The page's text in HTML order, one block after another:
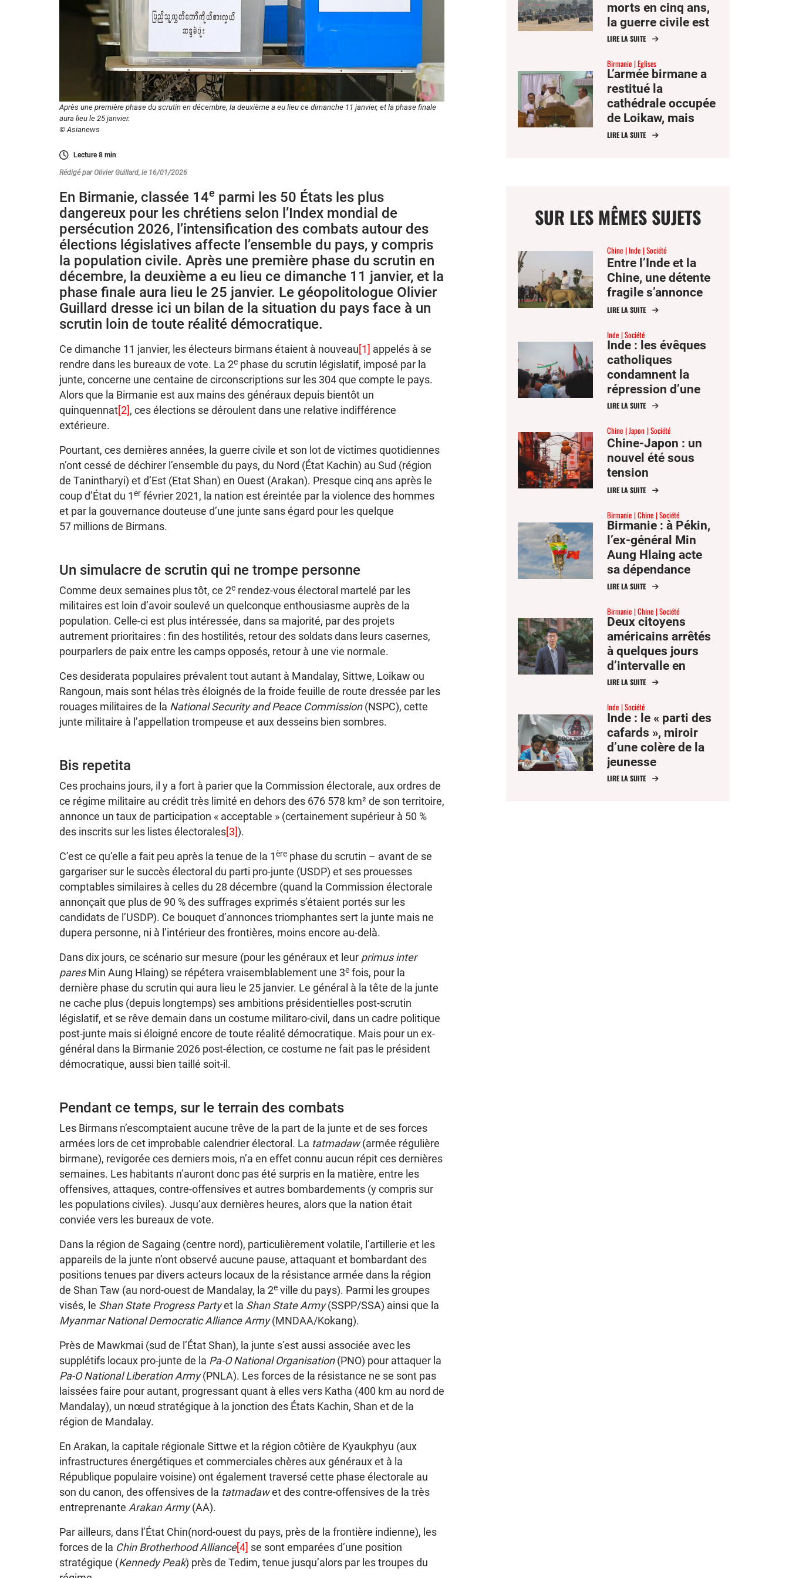
Après une première phase du scrutin en décembre, la deuxième a eu lieu ce dimanche 11 janvier, et la phase finale
aura lieu le 25 janvier.
© Asianews
Lecture8min
Rédigé par Olivier Guillard, le 16/01/2026
En Birmanie, classée 14e parmi les 50 États les plus
dangereux pour les chrétiens selon l’Index mondial de
persécution 2026, l’intensification des combats autour des
élections législatives affecte l’ensemble du pays, y compris
la population civile. Après une première phase du scrutin en
décembre, la deuxième a eu lieu ce dimanche 11 janvier, et la
phase finale aura lieu le 25 janvier. Le géopolitologue Olivier
Guillard dresse ici un bilan de la situation du pays face à un
scrutin loin de toute réalité démocratique.
Ce dimanche 11 janvier, les électeurs birmans étaient à nouveau[1] appelés à se
rendre dans les bureaux de vote. La 2ephase du scrutin législatif, imposé par la
junte, concerne une centaine de circonscriptions sur les 304 que compte le pays.
Alors que la Birmanie est aux mains des généraux depuis bientôt un
quinquennat[2], ces élections se déroulent dans une relative indifférence
extérieure.
Pourtant, ces dernières années, la guerre civile et son lot de victimes quotidiennes
n’ont cessé de déchirer l’ensemble du pays, du Nord (État Kachin) au Sud (région
de Tanintharyi) et d’Est (Etat Shan) en Ouest (Arakan). Presque cinq ans après le
coup d’État du 1erfévrier 2021, la nation est éreintée par la violence des hommes
et par la gouvernance douteuse d’une junte sans égard pour les quelque
57 millions de Birmans.
Un simulacre de scrutin qui ne trompe personne
Comme deux semaines plus tôt, ce 2erendez-vous électoral martelé par les
militaires est loin d’avoir soulevé un quelconque enthousiasme auprès de la
population. Celle-ci est plus intéressée, dans sa majorité, par des projets
autrement prioritaires : fin des hostilités, retour des soldats dans leurs casernes,
pourparlers de paix entre les camps opposés, retour à une vie normale.
Ces desiderata populaires prévalent tout autant à Mandalay, Sittwe, Loikaw ou
Rangoun, mais sont hélas très éloignés de la froide feuille de route dressée par les
rouages militaires de la National Security and Peace Commission(NSPC), cette
junte militaire à l’appellation trompeuse et aux desseins bien sombres.
Bis repetita
Ces prochains jours, il y a fort à parier que la Commission électorale, aux ordres de
ce régime militaire au crédit très limité en dehors des 676 578 km² de son territoire,
annonce un taux de participation « acceptable » (certainement supérieur à 50 %
des inscrits sur les listes électorales[3]).
C’est ce qu’elle a fait peu après la tenue de la 1èrephase du scrutin – avant de se
gargariser sur le succès électoral du parti pro-junte (USDP) et ses prouesses
comptables similaires à celles du 28 décembre (quand la Commission électorale
annonçait que plus de 90 % des suffrages exprimés s’étaient portés sur les
candidats de l’USDP). Ce bouquet d’annonces triomphantes sert la junte mais ne
dupera personne, ni à l’intérieur des frontières, moins encore au-delà.
Dans dix jours, ce scénario sur mesure (pour les généraux et leur primus inter
paresMin Aung Hlaing) se répétera vraisemblablement une 3efois, pour la
dernière phase du scrutin qui aura lieu le 25 janvier. Le général à la tête de la junte
ne cache plus (depuis longtemps) ses ambitions présidentielles post-scrutin
législatif, et se rêve demain dans un costume militaro-civil, dans un cadre politique
post-junte mais si éloigné encore de toute réalité démocratique. Mais pour un ex-
général dans la Birmanie 2026 post-élection, ce costume ne fait pas le président
démocratique, aussi bien taillé soit-il.
Pendant ce temps, sur le terrain des combats
Les Birmans n’escomptaient aucune trêve de la part de la junte et de ses forces
armées lors de cet improbable calendrier électoral. La tatmadaw(armée régulière
birmane), revigorée ces derniers mois, n’a en effet connu aucun répit ces dernières
semaines. Les habitants n’auront donc pas été surpris en la matière, entre les
offensives, attaques, contre-offensives et autres bombardements (y compris sur
les populations civiles). Jusqu’aux dernières heures, alors que la nation était
conviée vers les bureaux de vote.
Dans la région de Sagaing (centre nord), particulièrement volatile, l’artillerie et les
appareils de la junte n’ont observé aucune pause, attaquant et bombardant des
positions tenues par divers acteurs locaux de la résistance armée dans la région
de Shan Taw (au nord-ouest de Mandalay, la 2eville du pays). Parmi les groupes
visés, le Shan State Progress Partyet la Shan State Army(SSPP/SSA) ainsi que la
Myanmar National Democratic Alliance Army(MNDAA/Kokang).
Près de Mawkmai (sud de l’État Shan), la junte s’est aussi associée avec les
supplétifs locaux pro-junte de la Pa-O National Organisation(PNO) pour attaquer la
Pa-O National Liberation Army(PNLA). Les forces de la résistance ne se sont pas
laissées faire pour autant, progressant quant à elles vers Katha (400 km au nord de
Mandalay), un nœud stratégique à la jonction des États Kachin, Shan et de la
région de Mandalay.
En Arakan, la capitale régionale Sittwe et la région côtière de Kyaukphyu (aux
infrastructures énergétiques et commerciales chères aux généraux et à la
République populaire voisine) ont également traversé cette phase électorale au
son du canon, des offensives de la tatmadawet des contre-offensives de la très
entreprenante Arakan Army(AA).
Par ailleurs, dans l’État Chin(nord-ouest du pays, près de la frontière indienne), les
forces de la Chin Brotherhood Alliance[4] se sont emparées d’une position
stratégique (Kennedy Peak) près de Tedim, tenue jusqu’alors par les troupes du
morts en cinq ans,
la guerre civile est
le conflit le plus
LIRE LA SUITE
Birmanie Eglises
L’armée birmane a
restitué la
cathédrale occupée
de Loikaw, mais
l’évêque reste avec
LIRE LA SUITE
SUR LES MÊMES SUJETS
Chine Inde Société
Entre l’Inde et la
Chine, une détente
fragile s’annonce
LIRE LA SUITE
Inde Société
Inde : les évêques
catholiques
condamnent la
répression d’une
manifestation
LIRE LA SUITE
Chine Japon Société
Chine-Japon : un
nouvel été sous
tension
LIRE LA SUITE
Birmanie Chine Société
Birmanie : à Pékin,
l’ex-général Min
Aung Hlaing acte
sa dépendance
envers la Chine
LIRE LA SUITE
Birmanie Chine Société
Deux citoyens
américains arrêtés
à quelques jours
d’intervalle en
Birmanie et en
LIRE LA SUITE
Inde Société
Inde : le « parti des
cafards », miroir
d’une colère de la
jeunesse
LIRE LA SUITE